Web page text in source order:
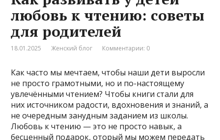
любовь к чтению: советы
для родителей
18.01.2025 Женский блог Комментарии: 0
Как часто мы мечтаем, чтобы наши дети выросли
не просто грамотными, но и по-настоящему
увлечёнными чтением? Чтобы книги стали для
них источником радости, вдохновения и знаний, а
не очередным занудным заданием из школы.
Любовь к чтению — это не просто навык, а
бесценный подарок, оторый мы можем передать